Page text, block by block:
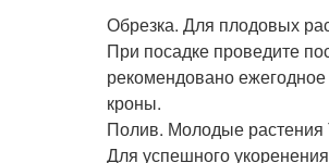
Обрезка. Для плодовых
При посадке проведите
рекомендовано
кроны.
Полив. Молодые
Для успешного